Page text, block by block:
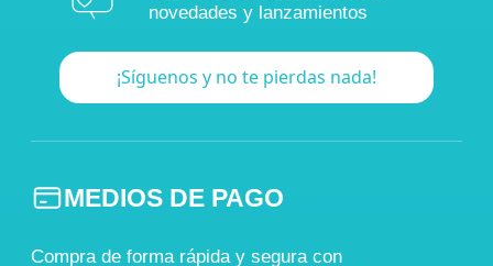
novedades y lanzamientos
¡Síguenos y no te pierdas nada!
MEDIOS DE PAGO
Compra de forma rápida y segura con